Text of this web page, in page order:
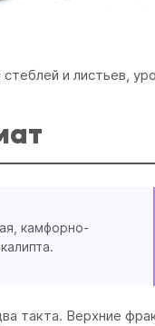
и листьев,
камфорно-
такта. Верхние